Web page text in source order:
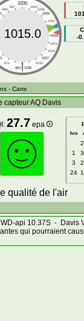
1000
997 1003
994
1006
1009
1012
1015
1018
1021
1024
1027
970
1030
|
964 1036
1015.0
-
- Carte
capteur AQ Davis
27.7 epa
hrs
1
3
24
qualité de l'air
WD-api 10.37S - Davis
qui pourraient